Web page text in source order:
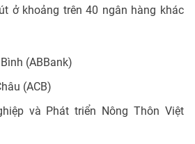
ở khoảng trên 40 ngân hàng khác
(ABBank)
(ACB)
và Phát triển Nông Thôn Việt